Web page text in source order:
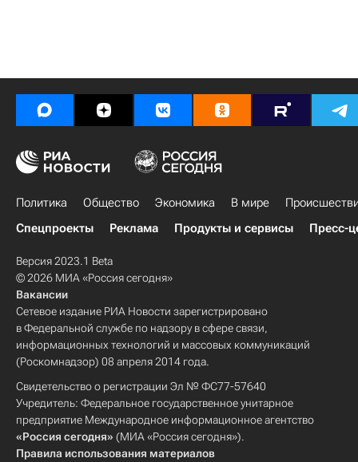
Политика Общество Экономика В мире
Спецпроекты
Реклама Продукты и сервисы Пресс-
Версия 2023.1 Beta
© 2026 МИА «Россия сегодня»
Вакансии
Сетевое издание РИА Новости зарегистрировано
в Федеральной службе по надзору в сфере связи,
информационных технологий и массовых коммуникаций
(Роскомнадзор) 08 апреля 2014 года.
Свидетельство о регистрации Эл № ФС77-57640
Учредитель: Федеральное государственное унитарное
предприятие Международное информационное агентство
«Россия сегодня» (МИА «Россия сегодня»).
Правила использования материалов